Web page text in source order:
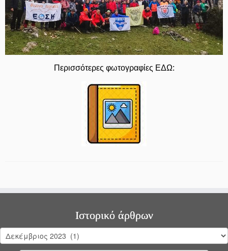
Περισσότερες φωτογραφίες ΕΔΩ:
Ιστορικό άρθρων
Ιστορικό
άρθρων